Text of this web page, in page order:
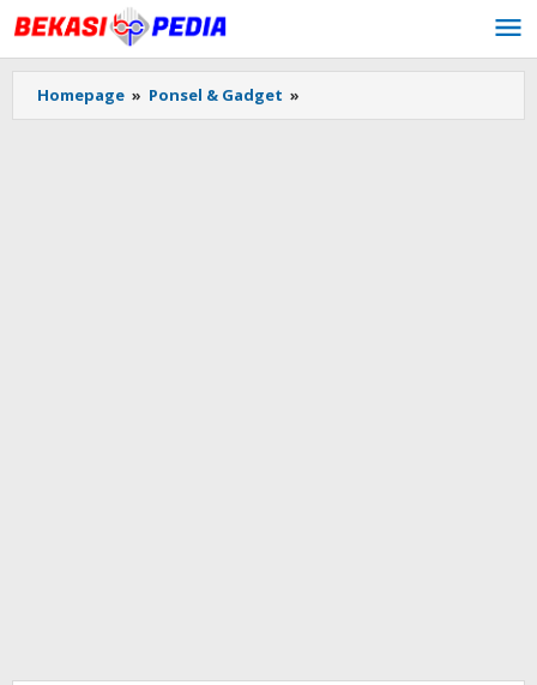
Lewati
ke
konten
Homepage » Ponsel & Gadget »
Bekasi